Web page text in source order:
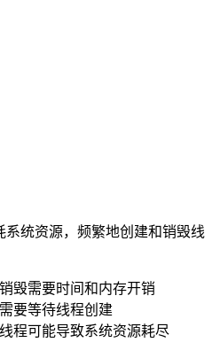
统资源，频繁地创建和销毁线
毁需要时间和内存开销
要等待线程创建
程可能导致系统资源耗尽